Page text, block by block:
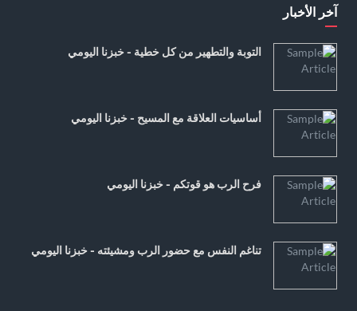
آخر الأخبار
التوبة والتطهير من كل خطية - خبزنا اليومي
أساسيات العلاقة مع المسيح - خبزنا اليومي
فرح الرب هو قوتكم - خبزنا اليومي
تناغم النفس مع حضور الرب ومشيئته - خبزنا اليومي